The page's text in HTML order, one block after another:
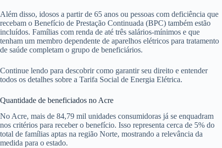
Além disso, idosos a partir de 65 anos ou pessoas com deficiência que
recebam o Benefício de Prestação Continuada (BPC) também estão
incluídos. Famílias com renda de até três salários-mínimos e que
tenham um membro dependente de aparelhos elétricos para tratamento
de saúde completam o grupo de beneficiários.
Continue lendo para descobrir como garantir seu direito e entender
todos os detalhes sobre a Tarifa Social de Energia Elétrica.
Quantidade de beneficiados no Acre
No Acre, mais de 84,79 mil unidades consumidoras já se enquadram
nos critérios para receber o benefício. Isso representa cerca de 5% do
total de famílias aptas na região Norte, mostrando a relevância da
medida para o estado.